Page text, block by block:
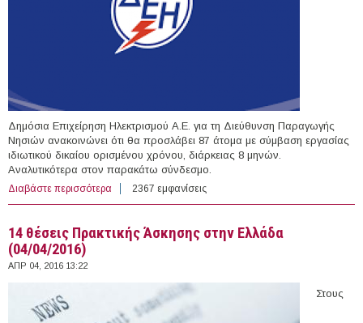
Δημόσια Επιχείρηση Ηλεκτρισμού Α.Ε. για τη Διεύθυνση Παραγωγής
Νησιών ανακοινώνει ότι θα προσλάβει 87 άτομα με σύμβαση εργασίας
ιδιωτικού δικαίου ορισμένου χρόνου, διάρκειας 8 μηνών.
Αναλυτικότερα στον παρακάτω σύνδεσμο.
Διαβάστε περισσότερα για 87 άτομα με Σύμβαση Ορισμένου Χρόνου στη
Δημόσια Επιχείρηση Ηλεκτρισμού Α.Ε.
2367 εμφανίσεις
14 θέσεις Πρακτικής Άσκησης στην Ελλάδα
(04/04/2016)
ΑΠΡ 04, 2016 13:22
Στους